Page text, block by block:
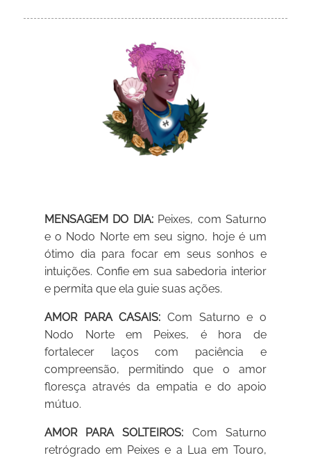
MENSAGEM DO DIA:Peixes, com Saturno
e o Nodo Norte em seu signo, hoje é um
ótimo dia para focar em seus sonhos e
intuições. Confie em sua sabedoria interior
e permita que ela guie suas ações.
AMOR PARA CASAIS: Com Saturno e o
Nodo Norte em Peixes, é hora de
fortalecer laços com paciência e
compreensão, permitindo que o amor
floresça através da empatia e do apoio
mútuo.
AMOR PARA SOLTEIROS: Com Saturno
retrógrado em Peixes e a Lua em Touro,